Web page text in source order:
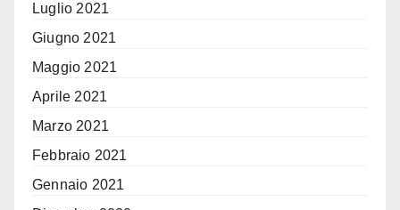
Luglio 2021
Giugno 2021
Maggio 2021
Aprile 2021
Marzo 2021
Febbraio 2021
Gennaio 2021